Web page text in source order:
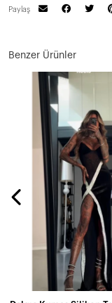
Paylaş
Benzer Ürünler